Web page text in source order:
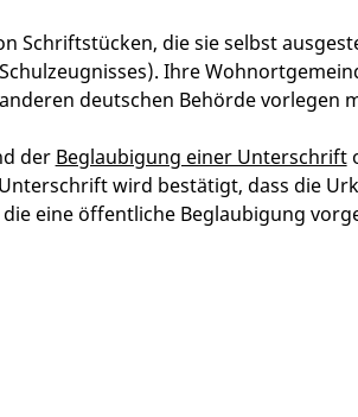
Schriftstücken, die sie selbst
. Ihre
deutschen Behörde vorlegen
der Beglaubigung einer Unterschrift
wird bestätigt, dass die
eine öffentliche Beglaubigung